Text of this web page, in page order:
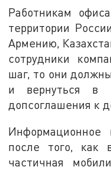
Работникам
территории
Армению,
сотрудники
шаг, то они
и вернуться в
допсоглашения к
Информационное
после того, как
частичная